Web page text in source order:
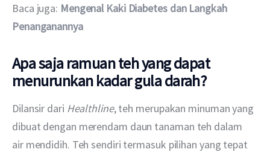
Baca juga: Mengenal Kaki Diabetes dan Langkah
Penanganannya
Apa saja ramuan teh yang dapat
menurunkan kadar gula darah?
Dilansir dari Healthline, teh merupakan minuman yang
dibuat dengan merendam daun tanaman teh dalam
air mendidih. Teh sendiri termasuk pilihan yang tepat